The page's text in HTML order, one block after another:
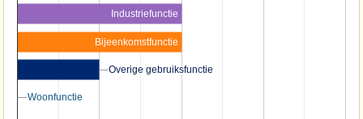
Industriefunctie
Bijeenkomstfunctie
Overige gebruiksfunctie
Overige gebruiksfunctie
Woonfunctie
Woonfunctie